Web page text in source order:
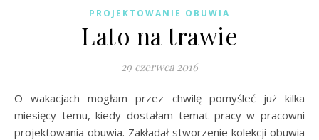
PROJEKTOWANIE OBUWIA
Lato na trawie
29 czerwca 2016
O wakacjach mogłam przez chwilę pomyśleć już kilka
miesięcy temu, kiedy dostałam temat pracy w pracowni
projektowania obuwia. Zakładał stworzenie kolekcji obuwia